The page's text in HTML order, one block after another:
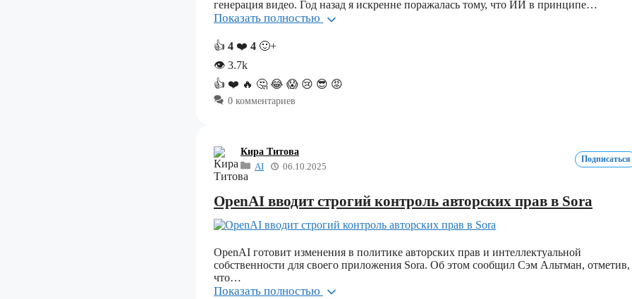
генерация видео. Год назад я искренне поражалась тому, что ИИ в принципе…
Показать полностью
👍 4 ❤️ 4 🙂+
👁 3.7k
👍 ❤️ 🔥 🤔 😂 😱 😢 😎 😡
0 комментариев
Кира Титова
AI
06.10.2025
Подписаться
OpenAI вводит строгий контроль авторских прав в Sora
OpenAI готовит изменения в политике авторских прав и интеллектуальной
собственности для своего приложения Sora. Об этом сообщил Сэм Альтман, отметив,
что…
Показать полностью